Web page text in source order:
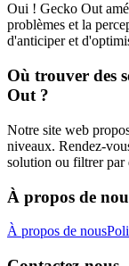
Oui ! Gecko Out
problèmes et la
d'anticiper et
Où trouver des
Out ?
Notre site web
niveaux. Rendez-
solution ou filtrer par
À propos de
À propos de nous